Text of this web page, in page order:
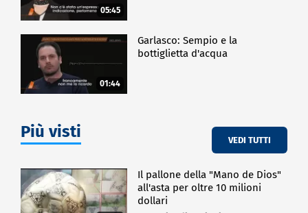
05:45
01:44
Garlasco: Sempio e la
bottiglietta d'acqua
Più visti VEDI TUTTI
Il pallone della "Mano de Dios"
all'asta per oltre 10 milioni
dollari